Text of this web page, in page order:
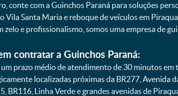
conte com a Guinchos Paraná para soluções
Vila Santa Maria e reboque de veículos em
zelo e profissionalismo, somos uma empresa de
contratar a Guinchos Paraná:
prazo médio de atendimento de 30 minutos
localizadas próximas da BR277, Avenida
BR116, Linha Verde e grandes avenidas de